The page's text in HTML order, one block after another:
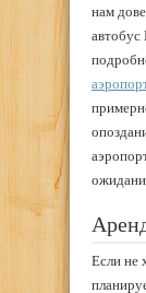
нам
Если не